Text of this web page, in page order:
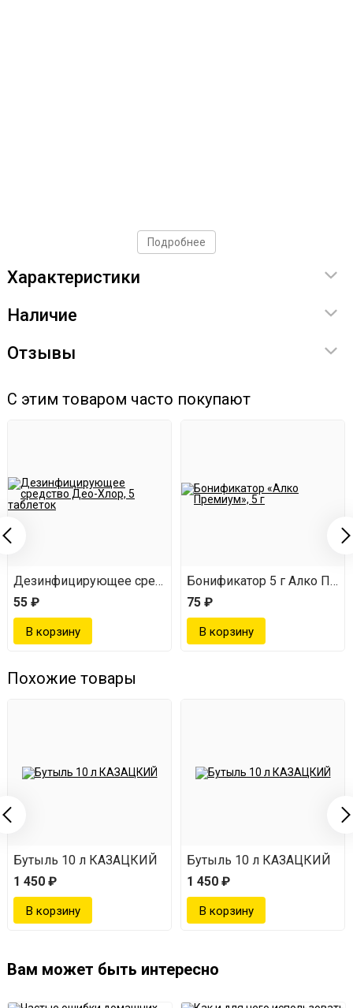
Подробнее
Характеристики
Наличие
Отзывы
С этим товаром часто покупают
Дезинфицирующее средство Део-Хлор, 5 таблеток
55 ₽
Бонификатор 5 г Алко
75 ₽
Похожие товары
Бутыль 10 л КАЗАЦКИЙ
1 450 ₽
Бутыль 10 л КАЗАЦКИЙ
1 450 ₽
Вам может быть интересно